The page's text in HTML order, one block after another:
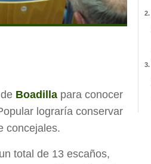
Boadilla para conocer
lograría conservar
concejales.
total de 13 escaños,